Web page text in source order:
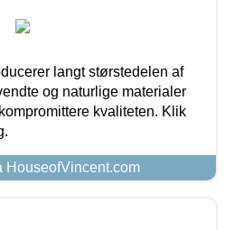
langt størstedelen af
og naturlige materialer
kvaliteten. Klik
HouseofVincent.com